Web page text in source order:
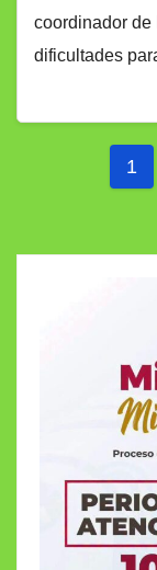
coordinador de
dificultades
1